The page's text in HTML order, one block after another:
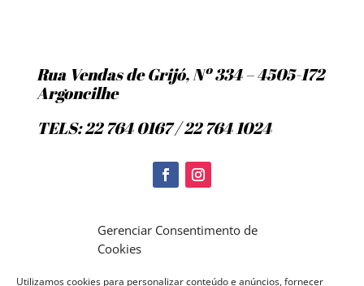
Gerenciar Consentimento de
Cookies
Utilizamos cookies para personalizar conteúdo e anúncios, fornecer
Rua Vendas de Grijó, Nº 334 – 4505-172
Argoncilhe
TELS: 22 764 0167 / 22 764 1024
Politica de Cookies